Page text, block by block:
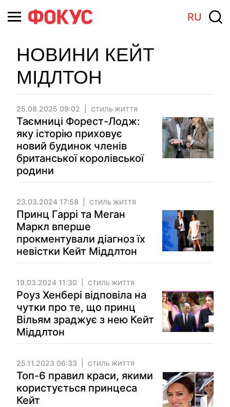
RU
НОВИНИ КЕЙТ
МІДЛТОН
25.08.2025 09:02 СТИЛЬ ЖИТТЯ
Таємниці Форест-Лодж:
яку історію приховує
новий будинок членів
британської королівської
родини
23.03.2024 17:58 СТИЛЬ ЖИТТЯ
Принц Гаррі та Меган
Маркл вперше
прокментували діагноз їх
невістки Кейт Міддлтон
19.03.2024 11:30 СТИЛЬ ЖИТТЯ
Роуз Хенбері відповіла на
чутки про те, що принц
Вільям зраджує з нею Кейт
Міддлтон
25.11.2023 06:33 СТИЛЬ ЖИТТЯ
Топ-6 правил краси, якими
користується принцеса
Кейт